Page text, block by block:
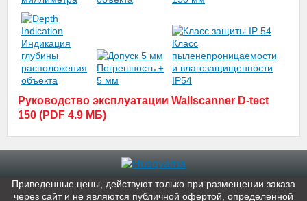
Руководство эксплуатации Wallscanner D-tect
150 (PDF 4.9 МБ)
Приведенные цены, действуют только при размещении заказа
через сайт и не являютcя публичнoй офeртой, опрeделенной